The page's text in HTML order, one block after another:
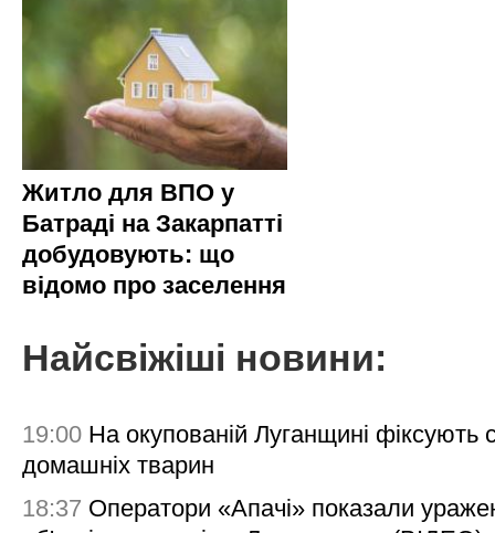
Житло для ВПО у
Батраді на Закарпатті
добудовують: що
відомо про заселення
Найсвіжіші новини:
19:00 На окупованій Луганщині фіксують
домашніх тварин
18:37 Оператори «Апачі» показали